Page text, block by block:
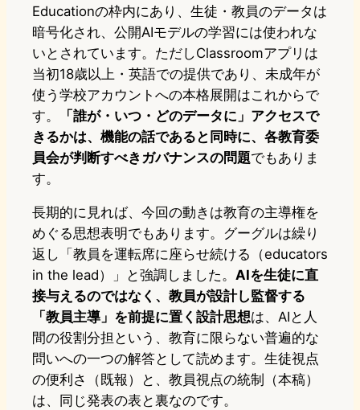
Educationの枠内にあり、生徒・教員のデータは
暗号化され、公開AIモデルの学習には使われな
いとされています。ただしClassroomアプリは
当初18歳以上・英語での提供であり、未成年が
使う学校アカウントへの本格展開はこれからで
す。
「誰が・いつ・どのデータに」アクセスで
きるかは、機能の話であると同時に、各教育委
員会が判断すべきガバナンスの問題でもありま
す。
長期的に見れば、今回の動きは教育の主導権を
めぐる思想表明でもあります。グーグルは繰り
返し「教員を運転席に座らせ続ける（educators
in the lead）」と強調しました。 AIを生徒に直
接与えるのではなく、教員が設計し監督する
「教員主導」を前提に置く設計思想は、AIと人
間の役割分担という、教育に限らない普遍的な
問いへの一つの解答として読めます。生徒視点
の便利さ（既報）と、教員視点の統制（本稿）
は、同じ発表の表と裏なのです。